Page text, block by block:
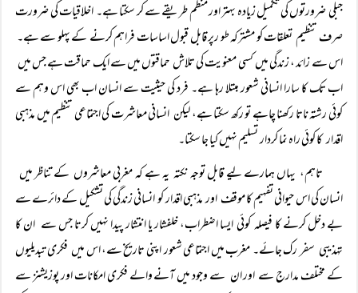
جبلی ضرورتوں کی تکمیل زیادہ بہتر اور منظم طریقے سے کر سکتا ہے۔ اخلاقیات کی ضرورت
صرف تنظیم تعلقات کو مشترکہ طو رپر قابل قبول اساسات فراہم کرنے کے پہلو سے ہے۔
اس سے زائد ، زندگی میں کسی معنویت کی تلاش حماقتوں میں سے ایک حماقت ہے جس میں
اب تک کا سارا انسانی شعور مبتلا رہا ہے۔ فرد کی حیثیت سے انسان اب بھی اس وہم سے
کوئی رشتہ ناتا رکھنا چاہے تو رکھ سکتا ہے، لیکن انسانی معاشرت کی اجتماعی تنظیم میں مذہبی
اقدار کا کوئی راہ نما کردار تسلیم نہیں کیا جا سکتا۔
تاہم، یہاں ہمارے لیے قابل توجہ نکتہ یہ ہے کہ مغربی معاشروں کے تناظر میں
انسان کی اس حیوانی تفہیم کا موقف اور مذہبی اقدار کو انسانی زندگی کی تشکیل کے دائرے سے
بے دخل کرنے کا فیصلہ کوئی ایسا اضطراب، خلفشار یا انتشار پیدا نہیں کرتا جس سے ان کا
تہذیبی سفر رک جائے۔ مغرب میں اجتماعی شعور اپنی تاریخ سے، اس میں فکری تبدیلیوں
کے مختلف مدارج سے اور ان سے وجود میں آنے والے فکری امکانات اور پوزیشنز سے